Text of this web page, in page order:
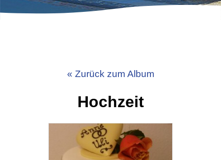
« Zurück zum Album
Hochzeit